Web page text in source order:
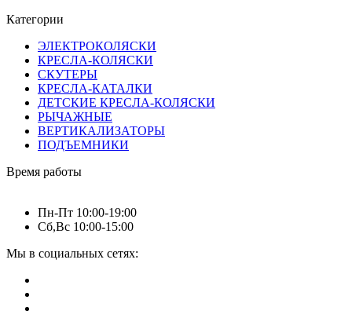
Категории
ЭЛЕКТРОКОЛЯСКИ
КРЕСЛА-КОЛЯСКИ
СКУТЕРЫ
КРЕСЛА-КАТАЛКИ
ДЕТСКИЕ КРЕСЛА-КОЛЯСКИ
РЫЧАЖНЫЕ
ВЕРТИКАЛИЗАТОРЫ
ПОДЪЕМНИКИ
Время работы
Пн-Пт 10:00-19:00
Сб,Вс 10:00-15:00
Мы в социальных сетях: